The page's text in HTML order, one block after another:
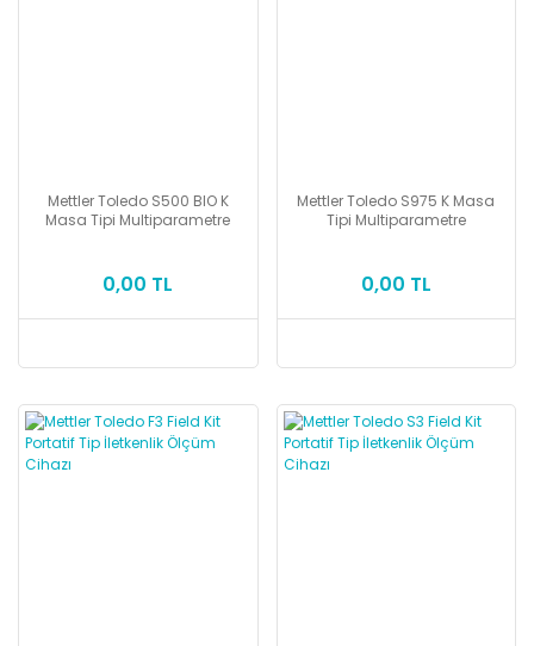
Mettler Toledo S500 BIO K
Masa Tipi Multiparametre
0,00 TL
Mettler Toledo S975 K Masa
Tipi Multiparametre
0,00 TL